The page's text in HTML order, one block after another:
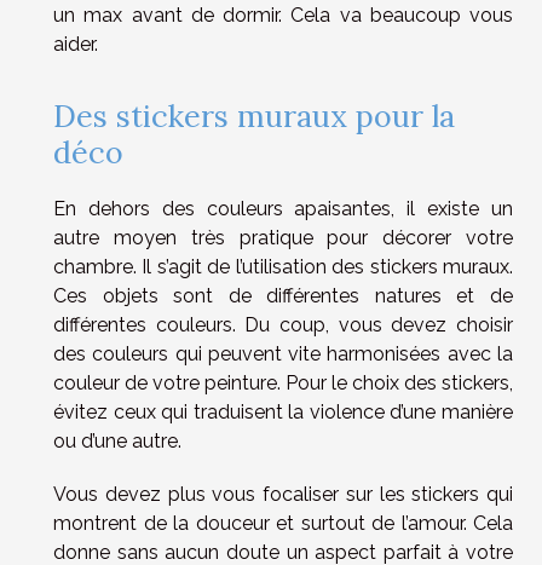
un max avant de dormir. Cela va beaucoup vous
aider.
Des stickers muraux pour la
déco
En dehors des couleurs apaisantes, il existe un
autre moyen très pratique pour décorer votre
chambre. Il s’agit de l’utilisation des stickers muraux.
Ces objets sont de différentes natures et de
différentes couleurs. Du coup, vous devez choisir
des couleurs qui peuvent vite harmonisées avec la
couleur de votre peinture. Pour le choix des stickers,
évitez ceux qui traduisent la violence d’une manière
ou d’une autre.
Vous devez plus vous focaliser sur les stickers qui
montrent de la douceur et surtout de l’amour. Cela
donne sans aucun doute un aspect parfait à votre